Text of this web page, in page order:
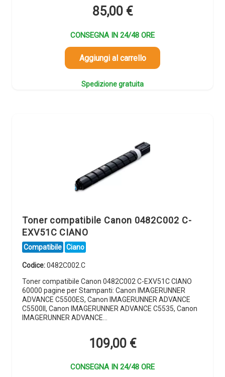
85,00 €
CONSEGNA IN 24/48 ORE
Aggiungi al carrello
Spedizione gratuita
Toner compatibile Canon 0482C002 C-
EXV51C CIANO
Compatibile Ciano
Codice:0482C002.C
Toner compatibile Canon 0482C002 C-EXV51C CIANO
60000 pagine per Stampanti: Canon IMAGERUNNER
ADVANCE C5500ES, Canon IMAGERUNNER ADVANCE
C5500II, Canon IMAGERUNNER ADVANCE C5535, Canon
IMAGERUNNER ADVANCE…
109,00 €
CONSEGNA IN 24/48 ORE